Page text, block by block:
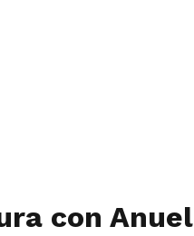
con Anuel